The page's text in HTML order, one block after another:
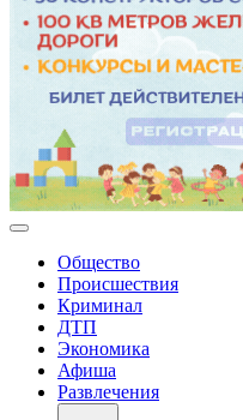
Общество
Происшествия
Криминал
ДТП
Экономика
Афиша
Развлечения